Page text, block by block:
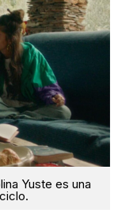
Yuste es una